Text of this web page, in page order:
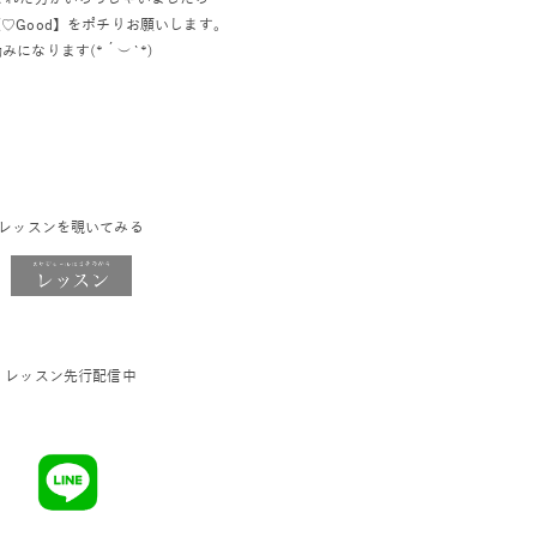
】をポチりお願いします。
みになります(*´︶`*)
レッスンを覗いてみる
レッスン先行配信中